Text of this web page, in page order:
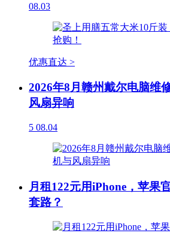
08.03
优惠直达 >
2026年8月赣州戴尔电脑维
风扇异响
5 08.04
月租122元用iPhone，苹果
套路？